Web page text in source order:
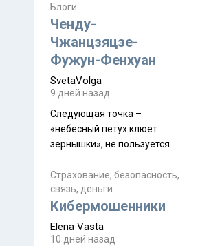
уже, как демобилизовались,
а продолжают встречаться
почти каждую неделю) и с
порога сообщил: "Эйтан
разводится!" Эйтан -
мальчик из религиозной
семьи, из тех, кого называют
"вязаные кипы". С 2022-го
Блоги
Ченду-
Чжанцзяцзе-
Фужун-Фенхуан
SvetaVolga
9 дней назад
Следующая точка –
«небесный петух клюет
зернышки», не пользуется
заслужено, и чтобы попасть
на начало тропы показали
водителю карту, иначе
Пошли туда, потому что я
Страхование, безопасность,
связь, деньги
Кибермошенники
Elena Vasta
10 дней назад